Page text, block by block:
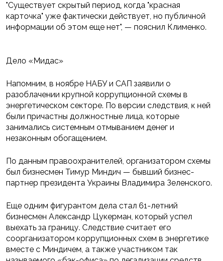
"Существует скрытый период, когда "красная
карточка" уже фактически действует, но публичной
информации об этом еще нет", — пояснил Клименко.
Дело «Мидас»
Напомним, в ноябре НАБУ и САП заявили о
разоблачении крупной коррупционной схемы в
энергетическом секторе. По версии следствия, к ней
были причастны должностные лица, которые
занимались системным отмыванием денег и
незаконным обогащением.
По данным правоохранителей, организатором схемы
был бизнесмен Тимур Миндич — бывший бизнес-
партнер президента Украины Владимира Зеленского.
Еще одним фигурантом дела стал 61-летний
бизнесмен Александр Цукерман, который успел
выехать за границу. Следствие считает его
соорганизатором коррупционных схем в энергетике
вместе с Миндичем, а также участником так